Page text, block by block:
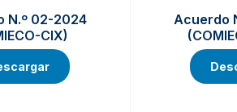
N.º 02-2024
CIX)
Acuerdo